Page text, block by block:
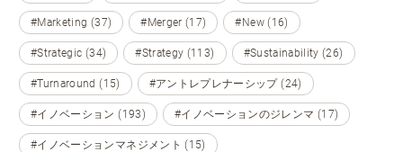
#Marketing (37) #Merger (17) #New (16)
#Strategic (34) #Strategy (113) #Sustainability (26)
#Turnaround (15) #アントレプレナーシップ (24)
#イノベーション (193) #イノベーションのジレンマ (17)
#イノベーションマネジメント (15)